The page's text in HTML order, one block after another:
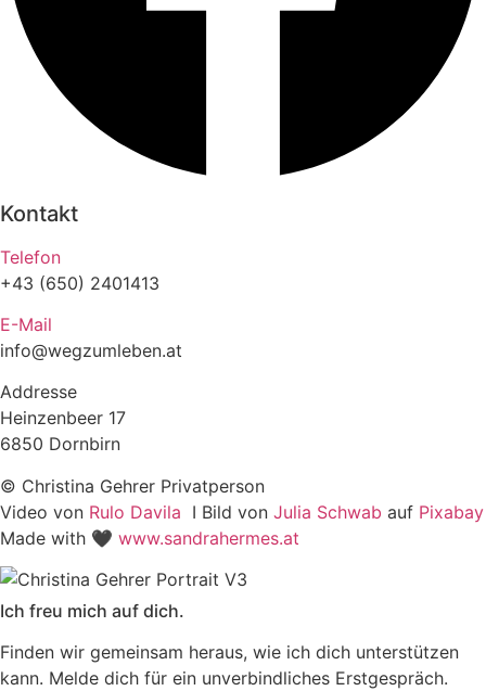
Kontakt
Telefon
+43 (650) 2401413
E-Mail
info@wegzumleben.at
Addresse
Heinzenbeer 17
6850 Dornbirn
© Christina Gehrer Privatperson
Video von Rulo Davila I Bild von Julia Schwab auf Pixabay
Made with 🖤 www.sandrahermes.at
Ich freu mich auf dich.
Finden wir gemeinsam heraus, wie ich dich unterstützen
kann. Melde dich für ein unverbindliches Erstgespräch.